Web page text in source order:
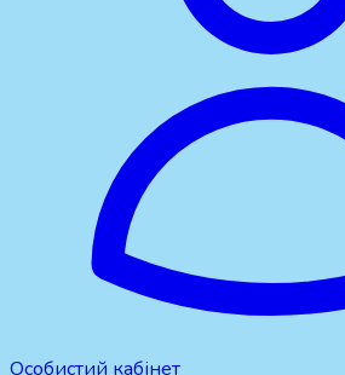
Особистий кабінет